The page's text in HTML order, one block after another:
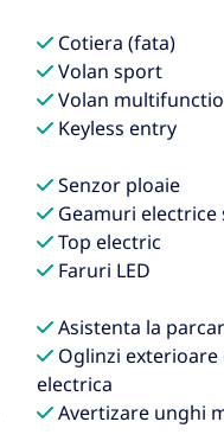
Cotiera (fata)
Volan sport
Volan
Keyless entry
Senzor ploaie
Geamuri electrice
Top electric
Faruri LED
Asistenta la
Oglinzi
electrica
Avertizare unghi